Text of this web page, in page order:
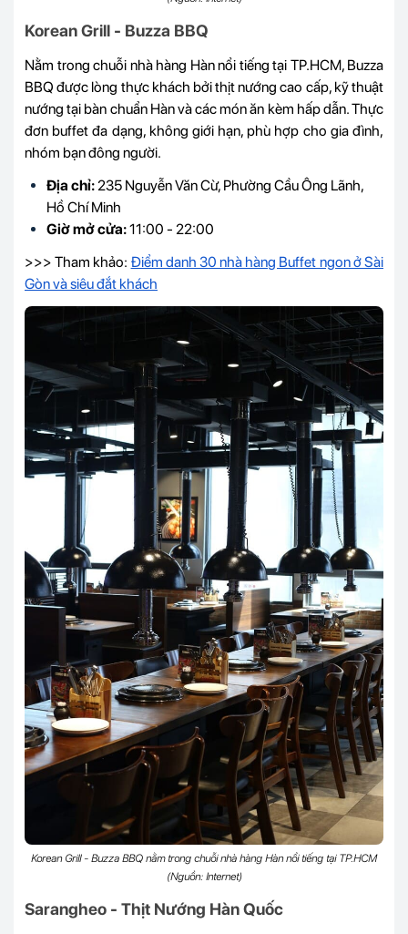
Korean Grill - Buzza BBQ
Nằm trong chuỗi nhà hàng Hàn nổi tiếng tại TP.HCM, Buzza
BBQ được lòng thực khách bởi thịt nướng cao cấp, kỹ thuật
nướng tại bàn chuẩn Hàn và các món ăn kèm hấp dẫn. Thực
đơn buffet đa dạng, không giới hạn, phù hợp cho gia đình,
nhóm bạn đông người.
Địa chỉ: 235 Nguyễn Văn Cừ, Phường Cầu Ông Lãnh,
Hồ Chí Minh
Giờ mở cửa:11:00 - 22:00
>>> Tham khảo: Điểm danh 30 nhà hàng Buffet ngon ở Sài
Gòn và siêu đắt khách
Korean Grill - Buzza BBQ nằm trong chuỗi nhà hàng Hàn nổi tiếng tại TP.HCM
(Nguồn: Internet)
Sarangheo - Thịt Nướng Hàn Quốc